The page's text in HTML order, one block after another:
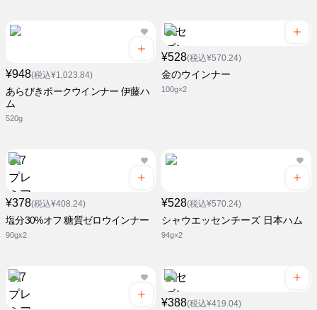
¥948(税込¥1,023.84)
あらびきポークウインナー 伊藤ハ
ム
520g
¥528(税込¥570.24)
金のウインナー
100g×2
¥378(税込¥408.24)
塩分30%オフ 糖質ゼロウインナー
90gx2
¥528(税込¥570.24)
シャウエッセンチーズ 日本ハム
94g×2
¥388(税込¥419.04)